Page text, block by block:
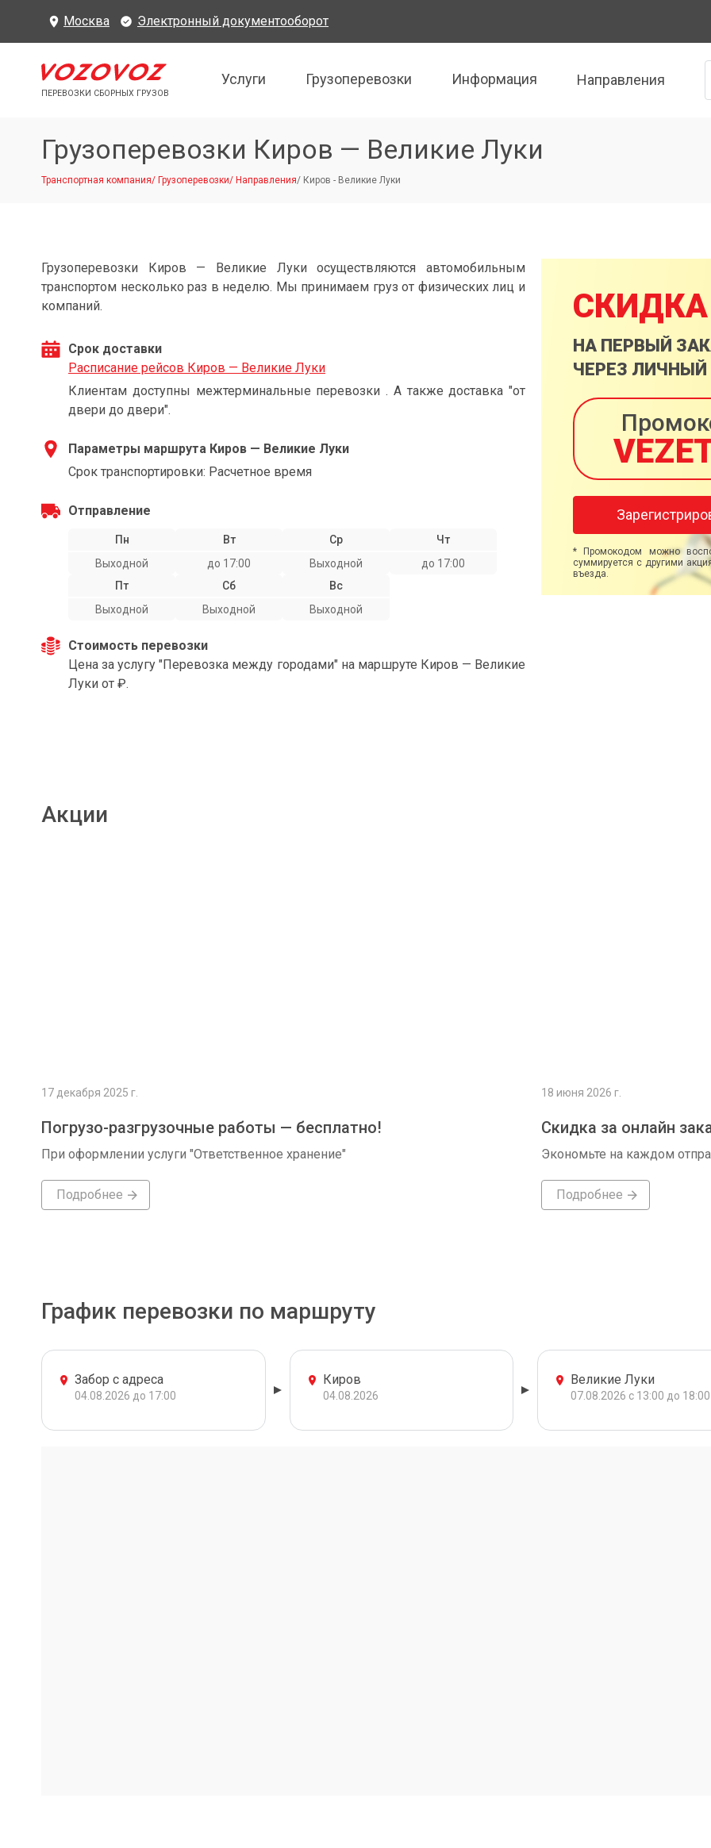
Москва Электронный документооборот
ПЕРЕВОЗКИ СБОРНЫХ ГРУЗОВ
Услуги Грузоперевозки Информация Направления
Грузоперевозки Киров — Великие Луки
Транспортная компания/ Грузоперевозки/ Направления/ Киров - Великие Луки
Грузоперевозки Киров — Великие Луки осуществляются автомобильным
транспортом несколько раз в неделю. Мы принимаем груз от физических лиц и
компаний.
Срок доставки
Расписание рейсов Киров — Великие Луки
Клиентам доступны межтерминальные перевозки . А также доставка "от
двери до двери".
Параметры маршрута Киров — Великие Луки
Срок транспортировки: Расчетное время
Отправление
Пн
Выходной
Вт
до 17:00
Ср
Выходной
Чт
до 17:00
Пт
Выходной
Сб
Выходной
Вс
Выходной
Стоимость перевозки
Цена за услугу "Перевозка между городами" на маршруте Киров — Великие
Луки от ₽.
СКИДКА
НА ПЕРВЫЙ
ЧЕРЕЗ ЛИЧНЫЙ
* Промокодом можно
суммируется с другими
въезда.
Акции
17 декабря 2025 г.
Погрузо-разгрузочные работы — бесплатно!
При оформлении услуги "Ответственное хранение"
Подробнее
18 июня 2026 г.
Скидка за онлайн
Экономьте на каждом
Подробнее
График перевозки по маршруту
Забор с адреса
04.08.2026 до 17:00
Киров
04.08.2026
Великие Луки
07.08.2026 с 13:00 до 18:00